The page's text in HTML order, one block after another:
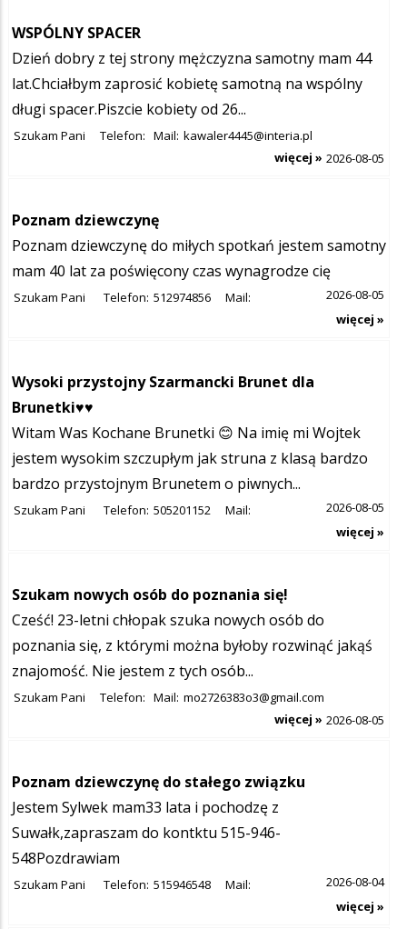
WSPÓLNY SPACER
Dzień dobry z tej strony mężczyzna samotny mam 44
lat.Chciałbym zaprosić kobietę samotną na wspólny
długi spacer.Piszcie kobiety od 26...
Szukam Pani Telefon: Mail: kawaler4445@interia.pl
2026-08-05
więcej »
Poznam dziewczynę
Poznam dziewczynę do miłych spotkań jestem samotny
mam 40 lat za poświęcony czas wynagrodze cię
Szukam Pani Telefon: 512974856 Mail:
2026-08-05
więcej »
Wysoki przystojny Szarmancki Brunet dla
Brunetki♥️♥️
Witam Was Kochane Brunetki 😊 Na imię mi Wojtek
jestem wysokim szczupłym jak struna z klasą bardzo
bardzo przystojnym Brunetem o piwnych...
Szukam Pani Telefon: 505201152 Mail:
2026-08-05
więcej »
Szukam nowych osób do poznania się!
Cześć! 23-letni chłopak szuka nowych osób do
poznania się, z którymi można byłoby rozwinąć jakąś
znajomość. Nie jestem z tych osób...
Szukam Pani Telefon: Mail: mo2726383o3@gmail.com
2026-08-05
więcej »
Poznam dziewczynę do stałego związku
Jestem Sylwek mam33 lata i pochodzę z
Suwałk,zapraszam do kontktu 515-946-
548Pozdrawiam
Szukam Pani Telefon: 515946548 Mail:
2026-08-04
więcej »